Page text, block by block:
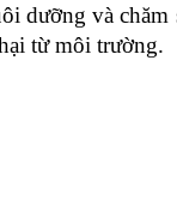
dưỡng và chăm
từ môi trường.